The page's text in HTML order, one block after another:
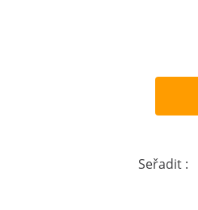
Seřadit :